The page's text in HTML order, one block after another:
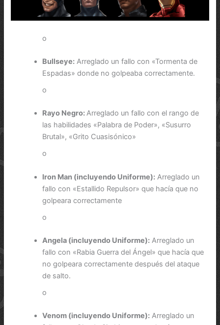
o
Bullseye: Arreglado un fallo con «Tormenta de
Espadas» donde no golpeaba correctamente.
o
Rayo Negro:Arreglado un fallo con el rango de
las habilidades «Palabra de Poder», «Susurro
Brutal», «Grito Cuasisónico»
o
Iron Man (incluyendo Uniforme): Arreglado un
fallo con «Estallido Repulsor» que hacía que no
golpeara correctamente
o
Angela (incluyendo Uniforme): Arreglado un
fallo con «Rabia Guerra del Ángel» que hacía que
no golpeara correctamente después del ataque
de salto.
o
Venom (incluyendo Uniforme): Arreglado un